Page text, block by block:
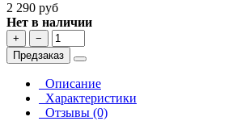
2 290 руб
Нет в наличии
+
−
Предзаказ
Описание
Характеристики
Отзывы (0)